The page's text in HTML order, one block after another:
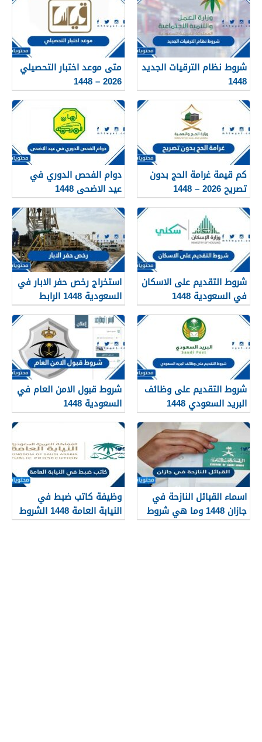
شروط نظام الترقيات الجديد
1448
متى موعد اختبار التحصيلي
2026 – 1448
كم قيمة غرامة الحج بدون
تصريح 2026 – 1448
دوام الفحص الدوري في
عيد الاضحى 1448
شروط التقديم على الاسكان
في السعودية 1448
استخراج رخص حفر الابار في
السعودية 1448 الرابط
والشروط بالتفصيل
شروط التقديم على وظائف
البريد السعودي 1448
شروط قبول الامن العام في
السعودية 1448
اسماء القبائل النازحة في
جازان 1448 وما هي شروط
تجنيسها
وظيفة كاتب ضبط في
النيابة العامة 1448 الشروط
وطريقة التقديم